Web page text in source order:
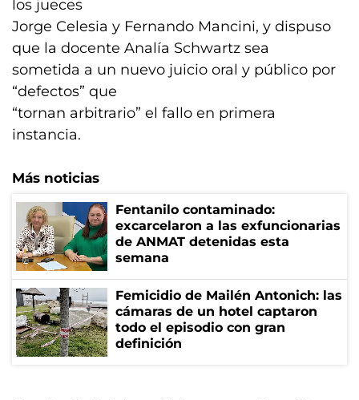
los jueces
Jorge Celesia y Fernando Mancini, y dispuso
que la docente Analía Schwartz sea
sometida a un nuevo juicio oral y público por
“defectos” que
“tornan arbitrario” el fallo en primera
instancia.
Más noticias
Fentanilo contaminado:
excarcelaron a las exfuncionarias
de ANMAT detenidas esta
semana
Femicidio de Mailén Antonich: las
cámaras de un hotel captaron
todo el episodio con gran
definición